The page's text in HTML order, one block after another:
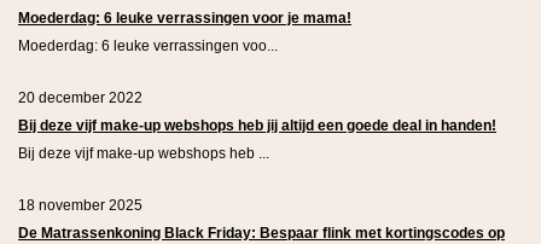
Moederdag: 6 leuke verrassingen voor je mama!
Moederdag: 6 leuke verrassingen voo...
20 december 2022
Bij deze vijf make-up webshops heb jij altijd een goede deal in handen!
Bij deze vijf make-up webshops heb ...
18 november 2025
De Matrassenkoning Black Friday: Bespaar flink met kortingscodes op